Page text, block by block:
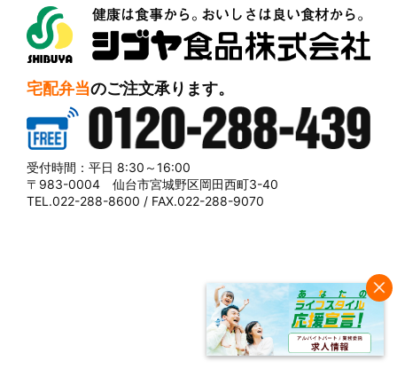
宅配弁当のご注文承ります。
0120-288-439
受付時間：平日 8:30～16:00
〒983-0004 仙台市宮城野区岡田西町3-40
TEL.022-288-8600 / FAX.022-288-9070